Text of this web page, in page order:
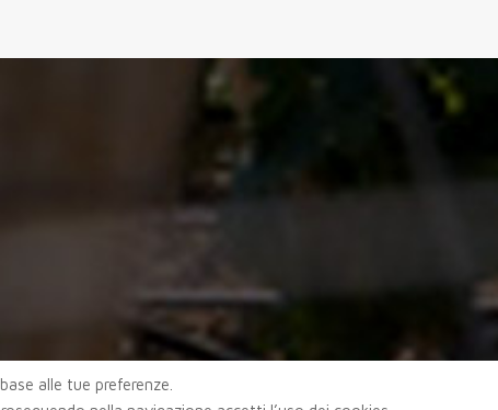
alle tue preferenze.